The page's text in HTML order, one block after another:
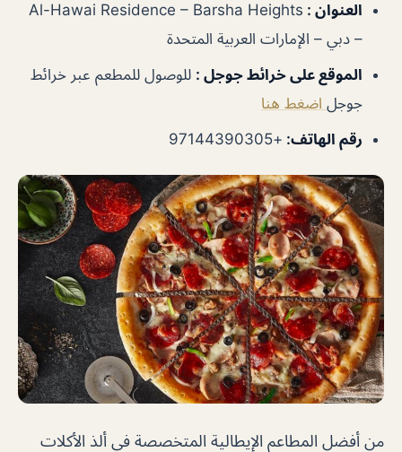
العنوان :
Al-Hawai Residence – Barsha Heights
– دبي – الإمارات العربية المتحدة
الموقع على خرائط جوجل : للوصول للمطعم عبر خرائط
جوجل اضغط هنا
رقم الهاتف:
+97144390305
من أفضل المطاعم الإيطالية المتخصصة في ألذ الأكلات